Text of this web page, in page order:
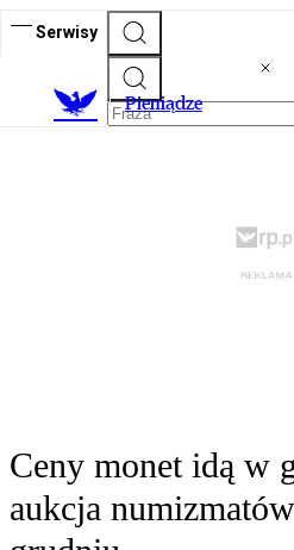
Serwisy
Pieniądze
Ceny monet idą w
aukcja